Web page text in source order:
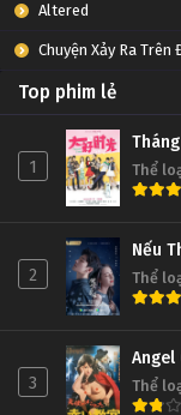
Altered
Chuyện Xảy Ra Trên
Top phim lẻ
1 Thể
2
Nếu
Thể
3
Angel
Thể